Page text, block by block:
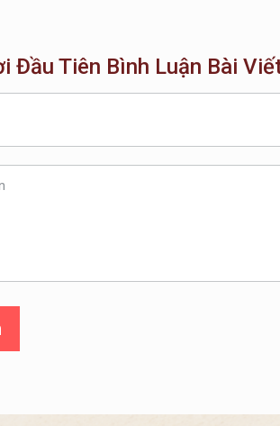
Đầu Tiên Bình Luận Bài